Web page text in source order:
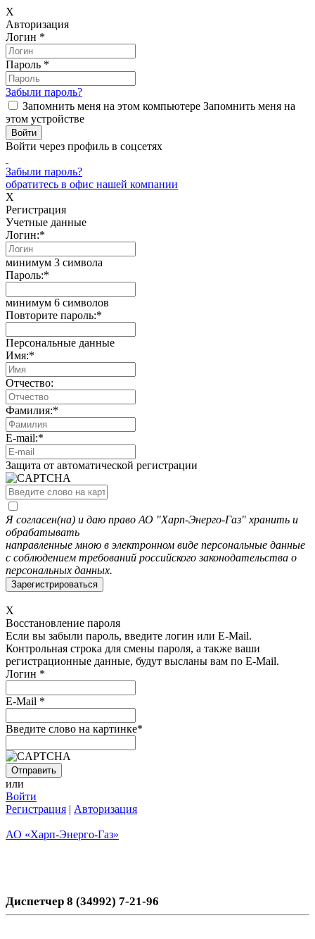
X
Авторизация
Логин *
Пароль *
Забыли пароль?
Запомнить меня на этом компьютере Запомнить меня на
этом устройстве
Войти через профиль в соцсетях
Забыли пароль?
обратитесь в офис нашей компании
X
Регистрация
Учетные данные
Логин:*
минимум 3 символа
Пароль:*
минимум 6 символов
Повторите пароль:*
Персональные данные
Имя:*
Отчество:
Фамилия:*
E-mail:*
Защита от автоматической регистрации
Я согласен(на) и даю право АО "Харп-Энерго-Газ" хранить и
обрабатывать
направленные мною в электронном виде персональные данные
с соблюдением требований российского законодательства о
персональных данных.
X
Восстановление пароля
Если вы забыли пароль, введите логин или E-Mail.
Контрольная строка для смены пароля, а также ваши
регистрационные данные, будут высланы вам по E-Mail.
Логин *
E-Mail *
Введите слово на картинке*
или
Войти
Регистрация | Авторизация
АО «Харп-Энерго-Газ»
Диспетчер 8 (34992) 7-21-96